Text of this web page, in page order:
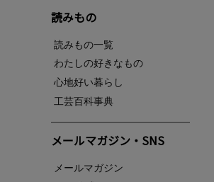
読みもの
読みもの一覧
わたしの好きなもの
心地好い暮らし
工芸百科事典
メールマガジン・SNS
メールマガジン